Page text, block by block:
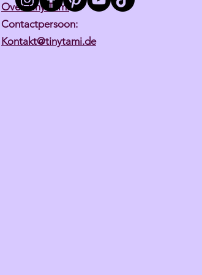
Over Tiny Tami
Contactpersoon:
Kontakt@tinytami.de